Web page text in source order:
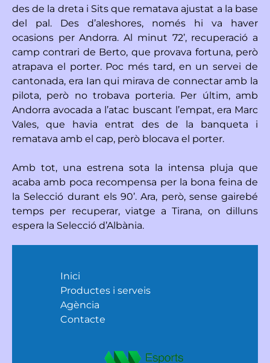
des de la dreta i Sits que rematava ajustat a la base
del pal. Des d’aleshores, només hi va haver
ocasions per Andorra. Al minut 72’, recuperació a
camp contrari de Berto, que provava fortuna, però
atrapava el porter. Poc més tard, en un servei de
cantonada, era Ian qui mirava de connectar amb la
pilota, però no trobava porteria. Per últim, amb
Andorra avocada a l’atac buscant l’empat, era Marc
Vales, que havia entrat des de la banqueta i
rematava amb el cap, però blocava el porter.
Amb tot, una estrena sota la intensa pluja que
acaba amb poca recompensa per la bona feina de
la Selecció durant els 90’. Ara, però, sense gairebé
temps per recuperar, viatge a Tirana, on dilluns
espera la Selecció d’Albània.
Inici
Productes i serveis
Agència
Contacte